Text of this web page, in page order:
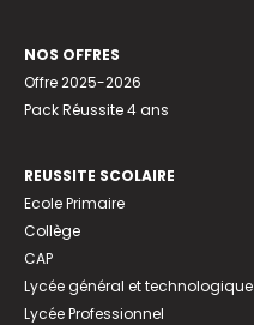
NOS OFFRES
Offre 2025-2026
Pack Réussite 4 ans
REUSSITE SCOLAIRE
Ecole Primaire
Collège
CAP
Lycée général et technologique
Lycée Professionnel